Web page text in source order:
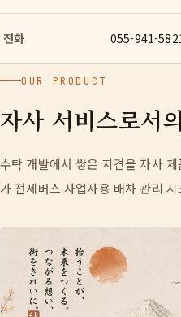
전화 055-941-
OUR PRODUCT
자사 서비스로서의
수탁 개발에서 쌓은 지견을 자사
가 전세버스 사업자용 배차 관리